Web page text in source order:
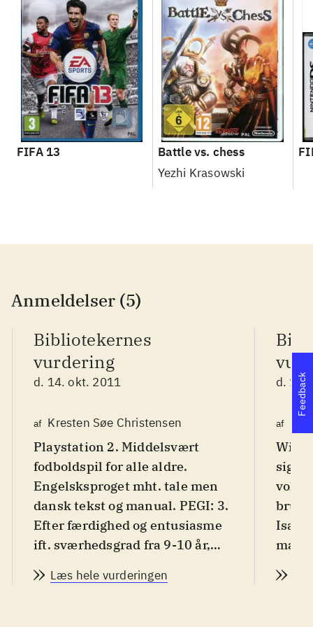
FIFA 13
Battle vs. chess
Yezhi Krasowski
Anmeldelser (5)
Bibliotekernes
vurdering
d. 14. okt. 2011
af Kresten Søe Christensen
Playstation 2. Middelsvært
fodboldspil for alle aldre.
Engelsksproget mht. tale men
dansk tekst og manual. PEGI: 3.
Efter færdighed og entusiasme
ift. sværhedsgrad fra 9-10 år,
finesserne undervejs. Primær
Læs hele vurderingen
d. 14.
af
Wii.
sig til
Især
man
Feedback